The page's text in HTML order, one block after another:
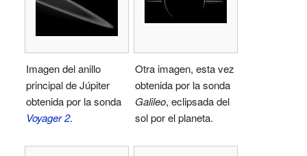
Imagen del anillo
principal de Júpiter
obtenida por la sonda
Voyager 2.
Otra imagen, esta vez
obtenida por la sonda
Galileo, eclipsada del
sol por el planeta.